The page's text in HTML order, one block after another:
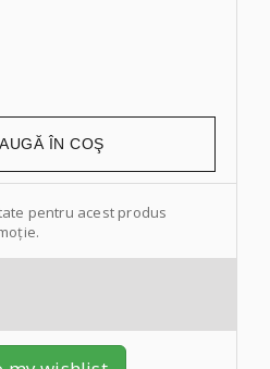
ÎN COŞ
pentru acest produs